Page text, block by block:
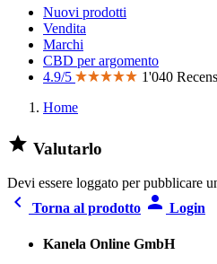
Nuovi prodotti
Vendita
Marchi
CBD per argomento
4.9/5
1'040
Home
 Valutarlo
Devi essere loggato per pubblicare
 Torna al prodotto  Login
Kanela Online GmbH